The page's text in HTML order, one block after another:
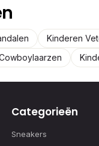
Kinderen
Categorieën
Sneakers